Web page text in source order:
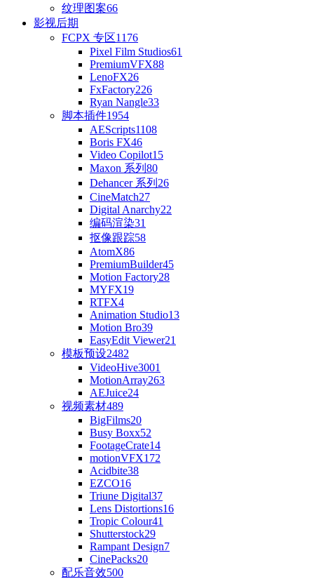
纹理图案66
影视后期
FCPX 专区1176
Pixel Film Studios61
PremiumVFX88
LenoFX26
FxFactory226
Ryan Nangle33
脚本插件1954
AEScripts1108
Boris FX46
Video Copilot15
Maxon 系列 80
Dehancer 系列 26
CineMatch27
Digital Anarchy22
编码渲染31
抠像跟踪58
AtomX86
PremiumBuilder45
Motion Factory28
MYFX19
RTFX4
Animation Studio13
Motion Bro39
EasyEdit Viewer21
模板预设2482
VideoHive3001
MotionArray263
AEJuice24
视频素材489
BigFilms20
Busy Boxx52
FootageCrate14
motionVFX172
Acidbite38
EZCO16
Triune Digital37
Lens Distortions16
Tropic Colour41
Shutterstock29
Rampant Design7
CinePacks20
配乐音效500